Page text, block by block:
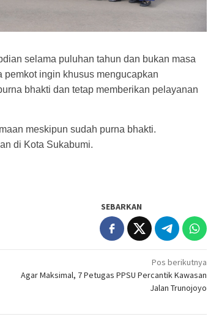
selama puluhan tahun dan bukan masa
ingin khusus mengucapkan
bhakti dan tetap memberikan pelayanan
meskipun sudah purna bhakti.
di Kota Sukabumi.
SEBARKAN
Pos berikutnya
Agar Maksimal, 7 Petugas PPSU Percantik Kawasan
Jalan Trunojoyo